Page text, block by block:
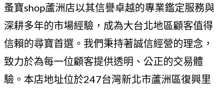
蚤寶shop蘆洲店以其信譽卓越的專業鑑定服務與
深耕多年的市場經驗，成為大台北地區顧客值得
信賴的尋寶首選。我們秉持著誠信經營的理念，
致力於為每一位顧客提供透明、公正的交易體
驗。本店地址位於247台灣新北市蘆洲區復興里